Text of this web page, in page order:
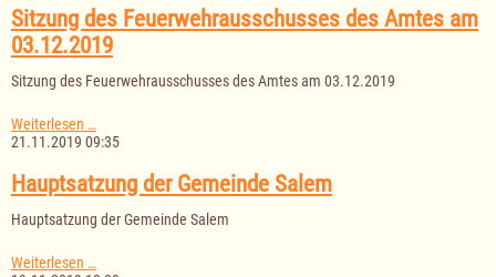
für
Wasserversorgung
am
Sitzung des Feuerwehrausschusses des Amtes am
03.12.2019
Sitzung des Feuerwehrausschusses des Amtes am 03.12.2019
Weiterlesen …Sitzung
des
des
Amtes
am
03.12.2019
21.11.2019 09:35
Hauptsatzung der Gemeinde Salem
Hauptsatzung der Gemeinde Salem
Weiterlesen …